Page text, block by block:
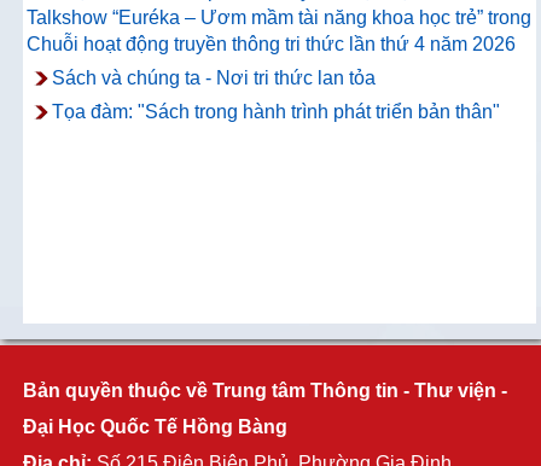
Talkshow “Euréka – Ươm mầm tài năng khoa học trẻ” trong
Chuỗi hoạt động truyền thông tri thức lần thứ 4 năm 2026
Sách và chúng ta - Nơi tri thức lan tỏa
Tọa đàm: "Sách trong hành trình phát triển bản thân"
Bản quyền thuộc về Trung tâm Thông tin - Thư viện -
Đại Học Quốc Tế Hồng Bàng